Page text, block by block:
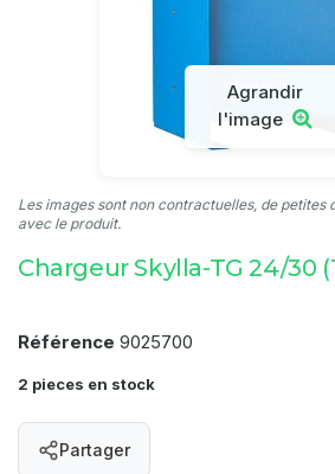
Agrandir
l'image
Les images sont non contractuelles, de
avec le produit.
Chargeur Skylla-TG 24/30
Référence 9025700
2 pieces en stock
Partager